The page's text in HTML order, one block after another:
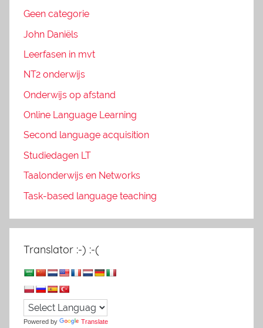
Geen categorie
John Daniëls
Leerfasen in mvt
NT2 onderwijs
Onderwijs op afstand
Online Language Learning
Second language acquisition
Studiedagen LT
Taalonderwijs en Networks
Task-based language teaching
Translator :-) :-(
Powered by Translate